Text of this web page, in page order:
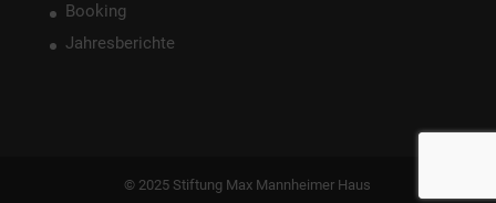
Booking
Jahresberichte
© 2025 Stiftung Max Mannheimer Haus